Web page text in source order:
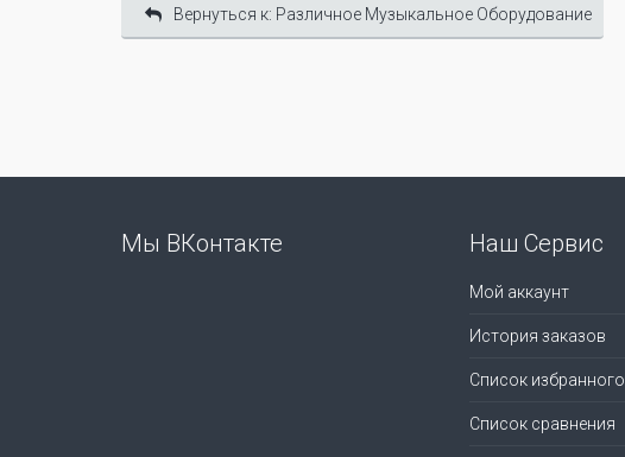
Вернуться к: Различное Музыкальное Оборудование
Мы ВКонтакте Наш Сервис
Мой аккаунт
История заказов
Список избранного
Список сравнения